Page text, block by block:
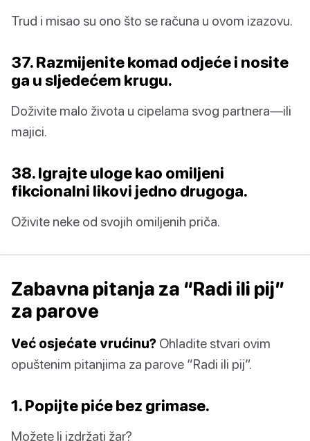
Trud i misao su ono što se računa u ovom izazovu.
37. Razmijenite komad odjeće i nosite
ga u sljedećem krugu.
Doživite malo života u cipelama svog partnera—ili
majici.
38. Igrajte uloge kao omiljeni
fikcionalni likovi jedno drugoga.
Oživite neke od svojih omiljenih priča.
Zabavna pitanja za “Radi ili pij”
za parove
Već osjećate vrućinu? Ohladite stvari ovim
opuštenim pitanjima za parove “Radi ili pij”.
1. Popijte piće bez grimase.
Možete li izdržati žar?